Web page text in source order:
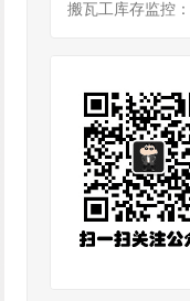
搬瓦工库存监控：